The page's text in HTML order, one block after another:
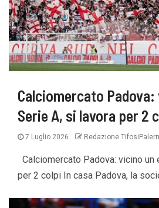
Calciomercato
Serie A, si lavora per 2
7 Luglio 2026 Redazione
Calciomercato Padova: vicino un
per 2 colpi In casa Padova, la